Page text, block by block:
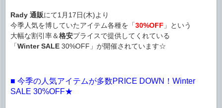
Rady 通販にて1月17日(木)より
今季人気を博していたアイテム各種を「30%OFF 」という
大幅な割引率＆格安プライスで提供してくれている
「Winter SALE 30%OFF」が開催されています☆
■ 今季の人気アイテムが多数PRICE DOWN！Winter
SALE 30%OFF★